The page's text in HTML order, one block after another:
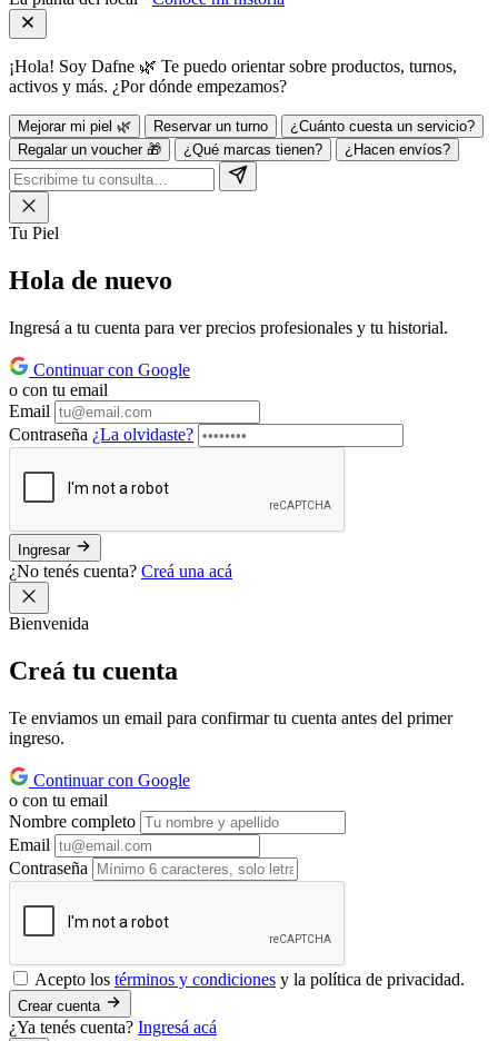
¡Hola! Soy Dafne 🌿 Te puedo orientar sobre productos, turnos,
activos y más. ¿Por dónde empezamos?
Mejorar mi piel 🌿 Reservar un turno
¿Cuánto cuesta un servicio?
Regalar un voucher 🎁
¿Qué marcas tienen? ¿Hacen envíos?
Tu Piel
Hola de nuevo
Ingresá a tu cuenta para ver precios profesionales y tu historial.
Continuar con Google
o con tu email
Email
Contraseña ¿La olvidaste?
Ingresar
¿No tenés cuenta? Creá una acá
Bienvenida
Creá tu cuenta
Te enviamos un email para confirmar tu cuenta antes del primer
ingreso.
Continuar con Google
o con tu email
Nombre completo
Email
Contraseña
Acepto los términos y condiciones y la política de privacidad.
Crear cuenta
¿Ya tenés cuenta? Ingresá acá